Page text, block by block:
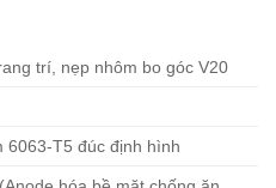
trí, nẹp nhôm bo góc V20
6063-T5 đúc định hình